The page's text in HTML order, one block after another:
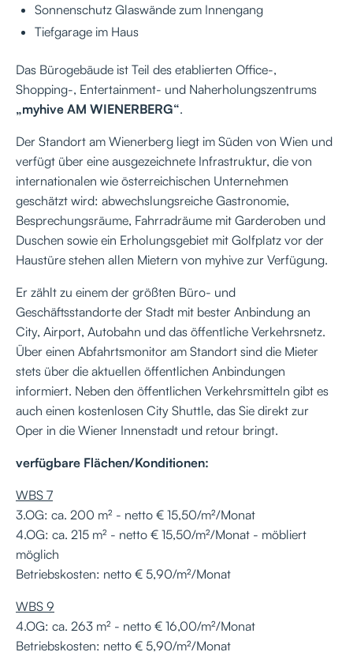
Sonnenschutz Glaswände zum Innengang
Tiefgarage im Haus
Das Bürogebäude ist Teil des etablierten Office-,
Shopping-, Entertainment- und Naherholungszentrums
„myhive AM WIENERBERG“.
Der Standort am Wienerberg liegt im Süden von Wien und
verfügt über eine ausgezeichnete Infrastruktur, die von
internationalen wie österreichischen Unternehmen
geschätzt wird: abwechslungsreiche Gastronomie,
Besprechungsräume, Fahrradräume mit Garderoben und
Duschen sowie ein Erholungsgebiet mit Golfplatz vor der
Haustüre stehen allen Mietern von myhive zur Verfügung.
Er zählt zu einem der größten Büro- und
Geschäftsstandorte der Stadt mit bester Anbindung an
City, Airport, Autobahn und das öffentliche Verkehrsnetz.
Über einen Abfahrtsmonitor am Standort sind die Mieter
stets über die aktuellen öffentlichen Anbindungen
informiert. Neben den öffentlichen Verkehrsmitteln gibt es
auch einen kostenlosen City Shuttle, das Sie direkt zur
Oper in die Wiener Innenstadt und retour bringt.
verfügbare Flächen/Konditionen:
WBS 7
3.OG: ca. 200 m² - netto € 15,50/m²/Monat
4.OG: ca. 215 m² - netto € 15,50/m²/Monat - möbliert
möglich
Betriebskosten: netto € 5,90/m²/Monat
WBS 9
4.OG: ca. 263 m² - netto € 16,00/m²/Monat
Betriebskosten: netto € 5,90/m²/Monat